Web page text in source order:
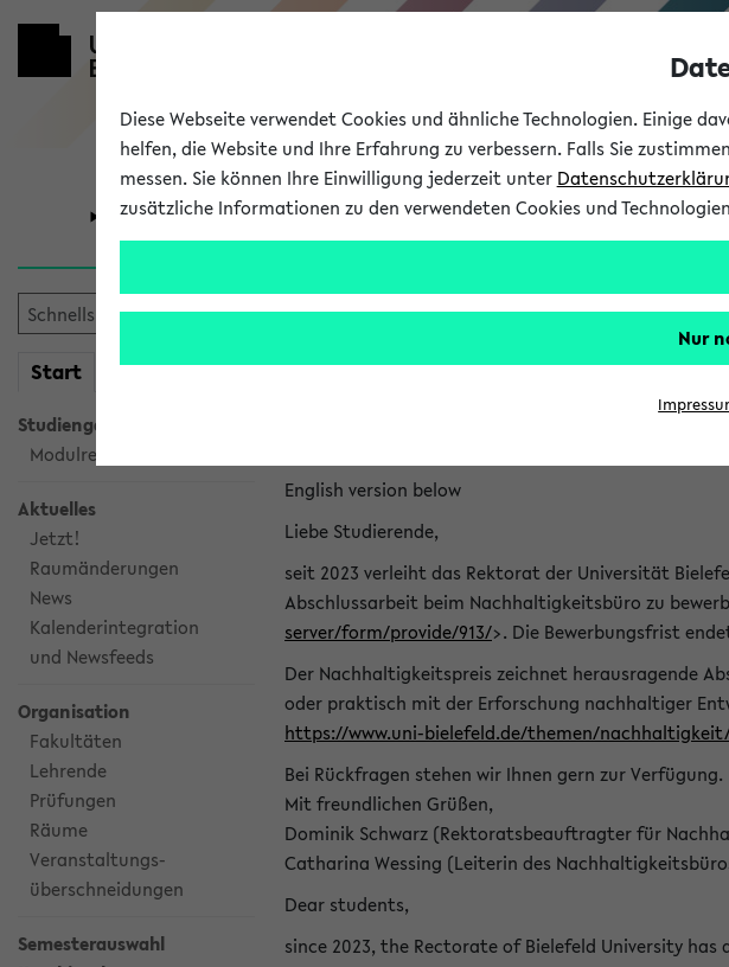
Universität Forschung Studium
Start meineKVV
Studiengangsauswahl
Modulrecherche
Aktuelles
Jetzt!
Raumänderungen
News
Kalenderintegration
und Newsfeeds
Organisation
Fakultäten
Lehrende
Prüfungen
Räume
Veranstaltungs-
überschneidungen
Semesterauswahl
eKVV News
Nachhaltigkeitspreis 2026:
English version below
Liebe Studierende,
seit 2023 verleiht das Rektorat der Universität
Abschlussarbeit beim Nachhaltigkeitsbüro zu
server/form/provide/913/>. Die Bewerbungsfrist
Der Nachhaltigkeitspreis zeichnet herausragende
oder praktisch mit der Erforschung nachhaltiger
https://www.uni-bielefeld.de/themen/
Bei Rückfragen stehen wir Ihnen gern zur Verfügung.
Mit freundlichen Grüßen,
Dominik Schwarz (Rektoratsbeauftragter für
Catharina Wessing (Leiterin des
Dear students,
since 2023, the Rectorate of Bielefeld University
Diese Webseite verwendet Cookies und ähnliche Technologien. Einige
helfen, die Website und Ihre Erfahrung zu verbessern. Falls Sie
messen. Sie können Ihre Einwilligung jederzeit unter
zusätzliche Informationen zu den verwendeten Cookies und
Nur